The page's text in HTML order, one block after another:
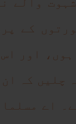
کے
اور
چلیں کہ
اے